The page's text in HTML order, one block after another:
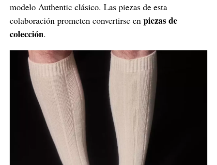
modelo Authentic clásico. Las piezas de esta
colaboración prometen convertirse en piezas de
colección.